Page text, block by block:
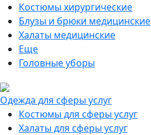
Костюмы хирургические
Блузы и брюки медицинские
Халаты медицинские
Еще
Головные уборы
Одежда для сферы услуг
Костюмы для сферы услуг
Халаты для сферы услуг